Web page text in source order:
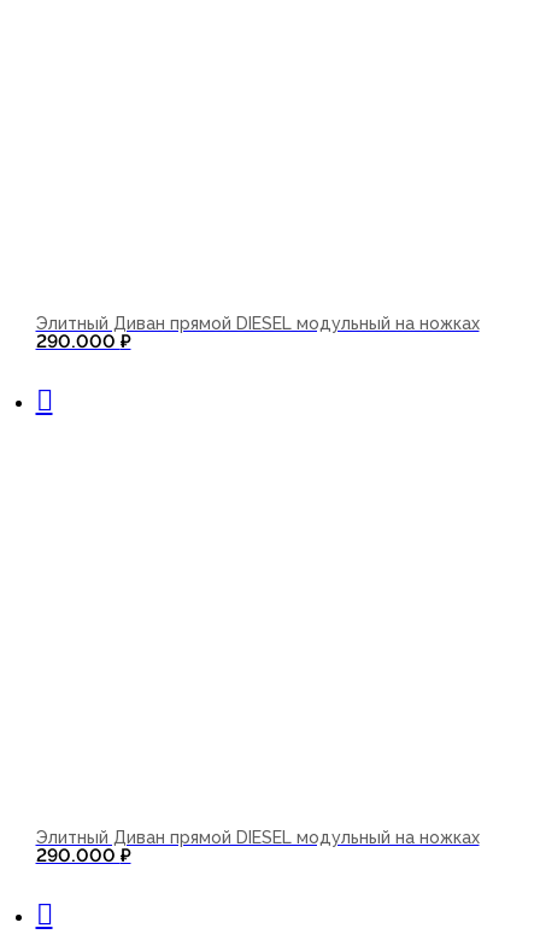
Элитный Диван прямой DIESEL модульный на ножках
290.000 ₽
Элитный Диван прямой DIESEL модульный на ножках
290.000 ₽